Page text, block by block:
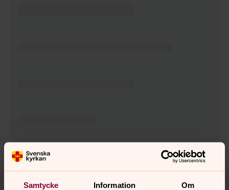
Samtycke Information Om
Tillbaka till toppen
Tillbaka till innehållet